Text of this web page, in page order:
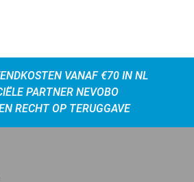
VANAF €70 IN NL
PARTNER NEVOBO
RECHT OP TERUGGAVE